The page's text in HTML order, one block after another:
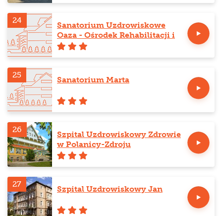
24
Sanatorium Uzdrowiskowe
Oaza - Ośrodek Rehabilitacji i
Odnowy Biologicznej
25
Sanatorium Marta
26
Szpital Uzdrowiskowy Zdrowie
w Polanicy-Zdroju
27
Szpital Uzdrowiskowy Jan